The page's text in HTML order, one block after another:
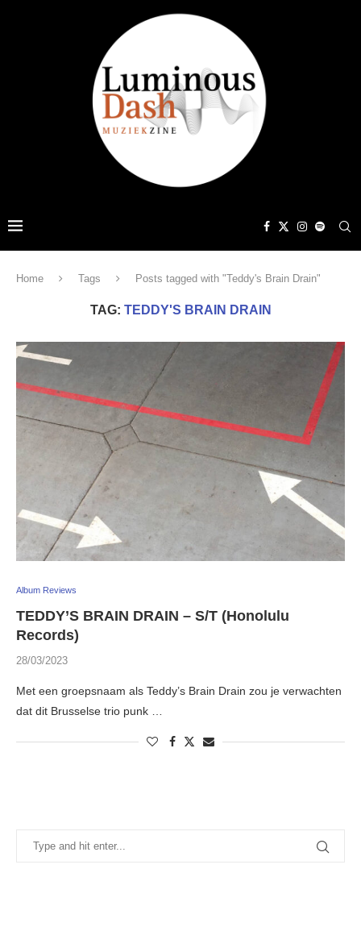
Home Tags Posts tagged with "Teddy's Brain Drain"
TAG: TEDDY'S BRAIN DRAIN
Album Reviews
TEDDY’S BRAIN DRAIN – S/T (Honolulu
Records)
28/03/2023
Met een groepsnaam als Teddy’s Brain Drain zou je verwachten
dat dit Brusselse trio punk …